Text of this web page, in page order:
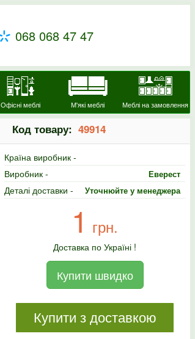
068 068 47 47
Офісні меблі М'які меблі Меблі на замовлення
Код товару: 49914
Країна виробник -
Виробник -
Еверест
Деталі доставки - Уточнюйте у менеджера
1 грн.
Доставка по Україні !
Купити швидко
Купити з доставкою